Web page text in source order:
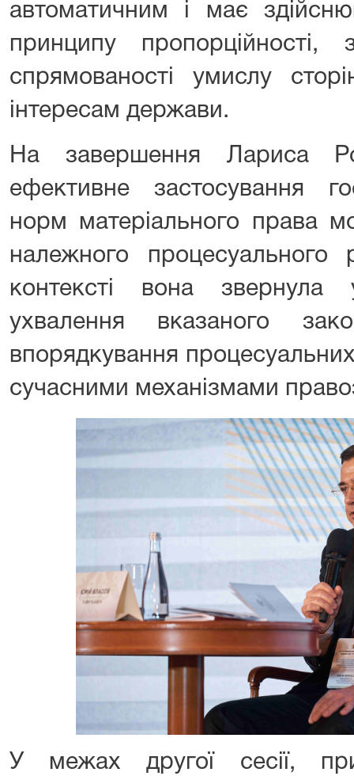
автоматичним і має
принципу пропорційності,
спрямованості умислу
інтересам держави.
На завершення Лариса
ефективне застосування
норм матеріального права
належного
контексті вона звернула
ухвалення вказаного
впорядкування
сучасними механізмами
У межах другої сесії,